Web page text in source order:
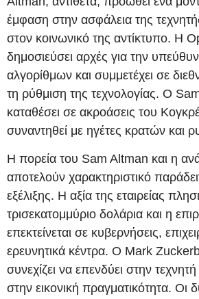
έμφαση στην ασφάλεια της
στον κοινωνικό της αντίκτυπο. Η
δημοσιεύσει αρχές για την
αλγορίθμων και συμμετέχει σε
τη ρύθμιση της τεχνολογίας. Ο
καταθέσει σε ακροάσεις του
συναντηθεί με ηγέτες κρατών και
Η πορεία του Sam Altman και η
αποτελούν χαρακτηριστικό
εξέλιξης. Η αξία της εταιρείας
τρισεκατομμύριο δολάρια και η
επεκτείνεται σε κυβερνήσεις,
ερευνητικά κέντρα. Ο Mark
συνεχίζει να επενδύει στην
στην εικονική πραγματικότητα. Οι